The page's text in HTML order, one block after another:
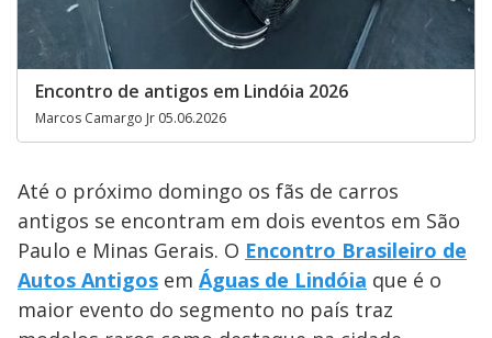
Encontro de antigos em Lindóia 2026
Marcos Camargo Jr 05.06.2026
Até o próximo domingo os fãs de carros
antigos se encontram em dois eventos em São
Paulo e Minas Gerais. O Encontro Brasileiro de
Autos Antigos em Águas de Lindóia que é o
maior evento do segmento no país traz